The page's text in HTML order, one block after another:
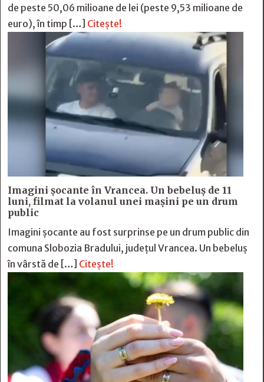
de peste 50,06 milioane de lei (peste 9,53 milioane de
euro), în timp […] Citește!
Imagini șocante în Vrancea. Un bebeluș de 11
luni, filmat la volanul unei mașini pe un drum
public
Imagini șocante au fost surprinse pe un drum public din
comuna Slobozia Bradului, județul Vrancea. Un bebeluș
în vârstă de […] Citește!